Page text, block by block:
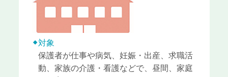
対象
保護者が仕事や病気、妊娠・出産、求職活
動、家族の介護・看護などで、昼間、家庭